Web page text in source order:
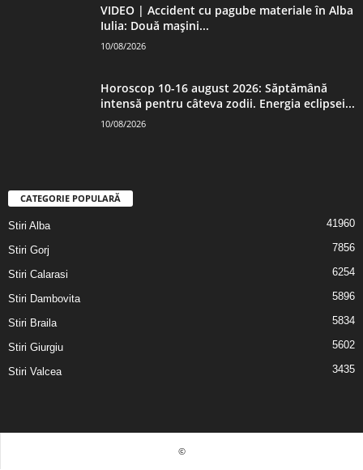
VIDEO | Accident cu pagube materiale în Alba
Iulia: Două mașini...
10/08/2026
Horoscop 10-16 august 2026: Săptămână
intensă pentru câteva zodii. Energia eclipsei...
10/08/2026
CATEGORIE POPULARĂ
Stiri Alba 41960
Stiri Gorj 7856
Stiri Calarasi 6254
Stiri Dambovita 5896
Stiri Braila 5834
Stiri Giurgiu 5602
Stiri Valcea 3435
©